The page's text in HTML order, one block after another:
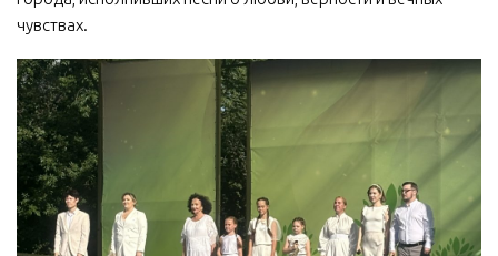
чувствах.